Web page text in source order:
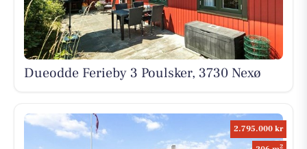
Dueodde Ferieby 3 Poulsker, 3730 Nexø
2.795.000 kr
2